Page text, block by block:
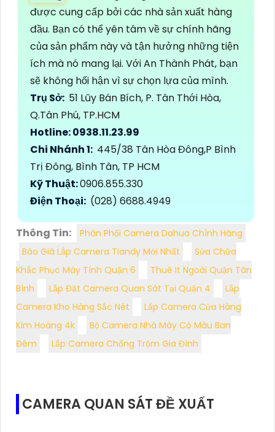
được cung cấp bởi các nhà sản xuất hàng
đầu. Bạn có thể yên tâm về sự chính hãng
của sản phẩm này và tận hưởng những tiện
ích mà nó mang lại. Với An Thành Phát, bạn
sẽ không hối hận vì sự chọn lựa của mình.
Trụ Sở: 51 Lũy Bán Bích, P. Tân Thới Hòa,
Q.Tân Phú, TP.HCM
Hotline: 0938.11.23.99
Chi Nhánh 1: 445/38 Tân Hòa Đông,P Bình
Trị Đông, Bình Tân, TP HCM
Kỹ Thuật:0906.855.330
Điện Thoại: (028) 6688.4949
Thông Tin:
Phân Phối Camera Dahua Chính Hãng
Báo Giá Lắp Camera Tiandy Mới Nhất
Sửa Chữa
Khắc Phục Máy Tính Quận 6
Thuê It Ngoài Quận Tân
Bình
Lắp Đặt Camera Quan Sát Tại Quận 4
Lắp
Camera Kho Hàng Sắc Nét
Lắp Camera Cửa Hàng
Kim Hoàng 4k
Bộ Camera Nhà Máy Có Màu Ban
Đêm
Lắp Camera Chống Trộm Gia Đình
CAMERA QUAN SÁT ĐỀ XUẤT